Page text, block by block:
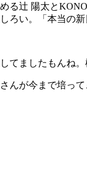
る辻 陽太と
ろい。「本当の
ましたもんね。
が今まで培って